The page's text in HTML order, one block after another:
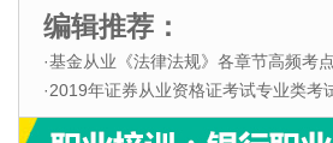
编辑推荐：
·基金从业《法律法规》各章节高频考
·2019年证券从业资格证考试专业类考试科